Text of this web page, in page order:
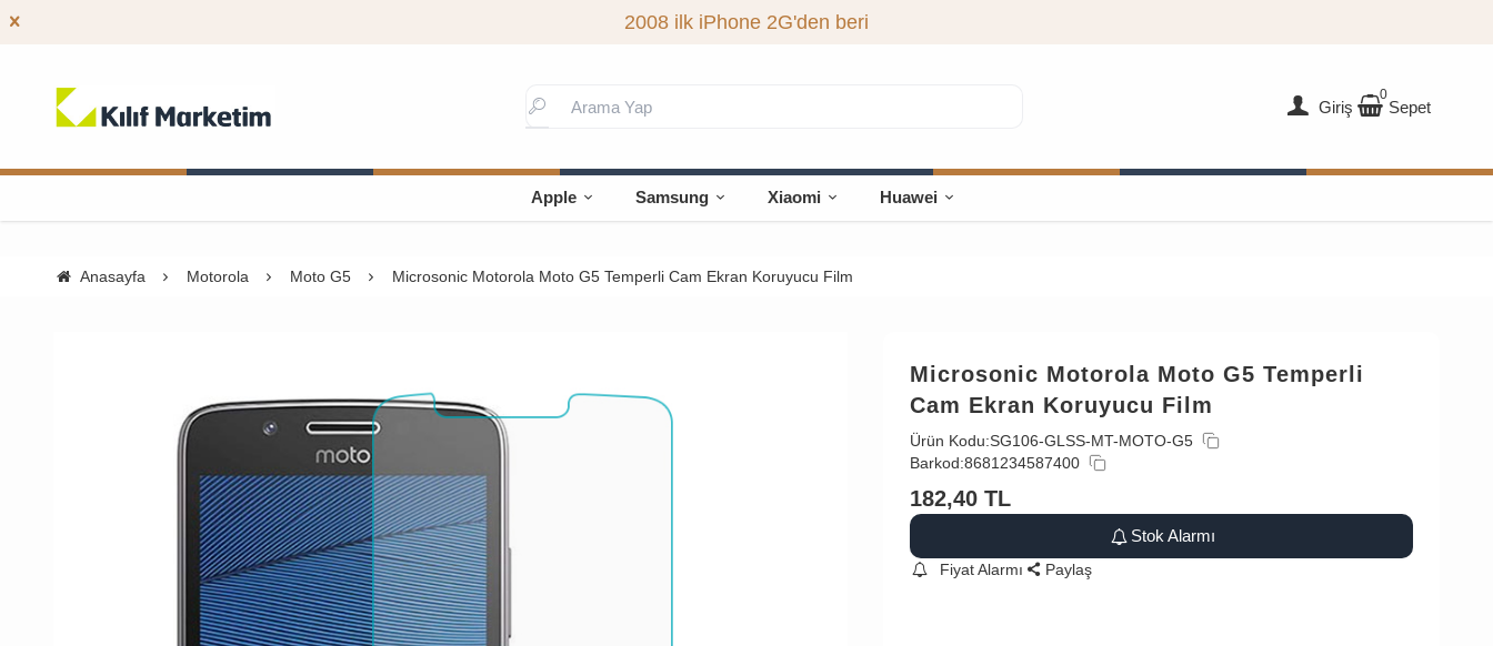
2008 ilk iPhone 2G'den beri
Giriş
0
Sepet
Apple Samsung Xiaomi Huawei
Anasayfa Motorola Moto G5 Microsonic Motorola Moto G5 Temperli Cam Ekran Koruyucu Film
Microsonic Motorola Moto G5 Temperli
Cam Ekran Koruyucu Film
Ürün Kodu:SG106-GLSS-MT-MOTO-G5
Barkod:8681234587400
182,40 TL
Stok Alarmı
Fiyat Alarmı Paylaş